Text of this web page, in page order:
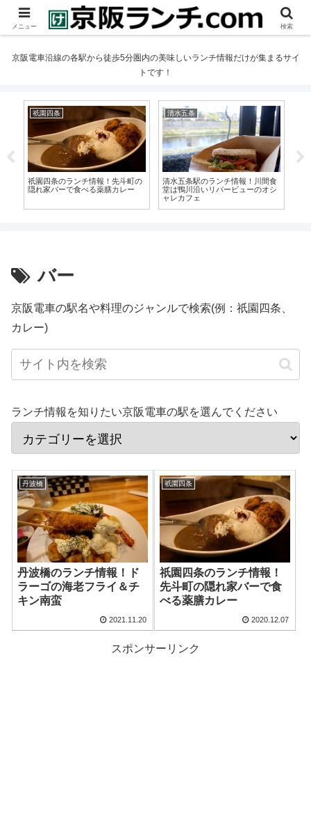
京阪電車沿線の各駅から徒歩5分圏内の美味しいランチ情報だけが集まるサイ
トです！
祇園四条
祇園四条のランチ情報！先斗町の
隠れ家バーで食べる薬膳カレー
清水五条
清水五条駅のランチ情報！川間食
堂は鴨川沿いリバービューのオシ
ャレカフェ
バー
京阪電車の駅名や料理のジャンルで検索(例：祇園四条、
カレー)
ランチ情報を知りたい京阪電車の駅を選んでください
丹波橋
丹波橋のランチ情報！ド
ラーゴの海老フライ＆チ
キン南蛮
2021.11.20
祇園四条
祇園四条のランチ情報！
先斗町の隠れ家バーで食
べる薬膳カレー
2020.12.07
スポンサーリンク
メニュー 検索